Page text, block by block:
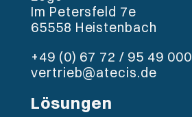
Im Petersfeld 7e
65558 Heistenbach
+49 (0) 67 72 / 95 49 000
vertrieb@atecis.de
Lösungen